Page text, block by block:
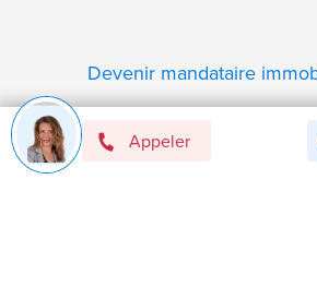
Appeler
Devenir mandataire